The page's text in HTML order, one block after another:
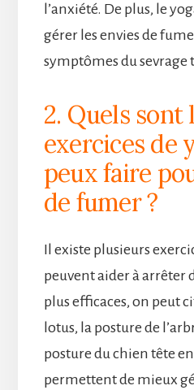
l’anxiété. De plus, le
gérer les envies de
symptômes du sevrage
2. Quels sont
exercices de
peux faire
de fumer ?
Il existe plusieurs
peuvent aider à arrêter
plus efficaces, on peut
lotus, la posture de
posture du chien tête en
permettent de mieux